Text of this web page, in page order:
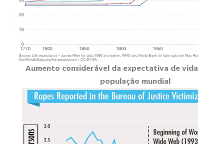
Aumento considerável da expectativa de
população mundial